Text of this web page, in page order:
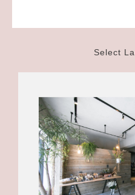
Select